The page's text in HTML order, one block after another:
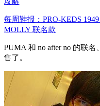
每周鞋报：PRO‑KEDS
MOLLY 联名款
PUMA 和 no after no 的联
售了。